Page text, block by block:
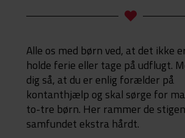
Alle os med børn ved, at det ikke
holde ferie eller tage på udflugt.
dig så, at du er enlig forælder på
kontanthjælp og skal sørge for
to-tre børn. Her rammer de
samfundet ekstra hårdt.